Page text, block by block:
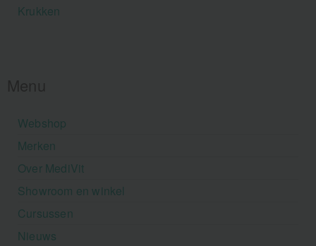
Krukken
Webshop
Merken
Over MediVit
Showroom en winkel
Cursussen
Nieuws